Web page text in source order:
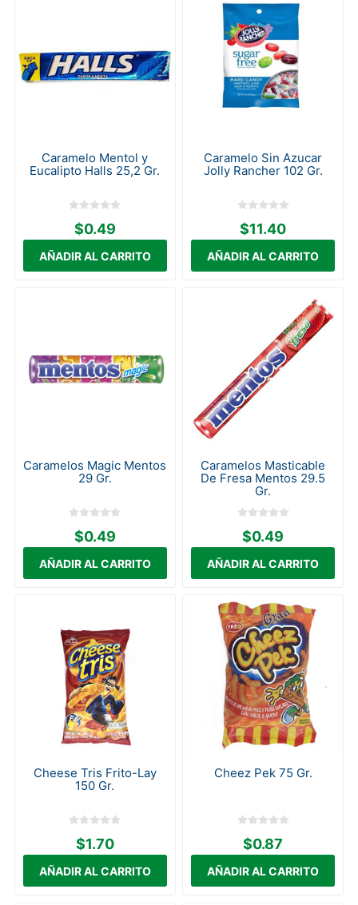
Caramelo Mentol y
Eucalipto Halls 25,2 Gr.
$0.49
Caramelo Sin Azucar
Jolly Rancher 102 Gr.
$11.40
Caramelos Magic Mentos
29 Gr.
$0.49
Caramelos Masticable
De Fresa Mentos 29.5
Gr.
$0.49
Cheese Tris Frito-Lay
150 Gr.
$1.70
Cheez Pek 75 Gr.
$0.87